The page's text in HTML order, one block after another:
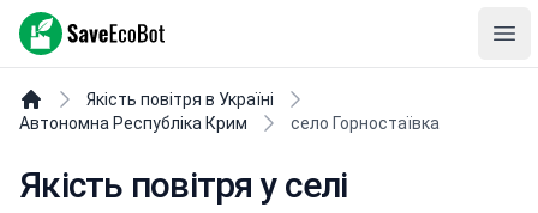
SaveEcoBot
Якість повітря в Україні
Автономна Республіка Крим
село Горностаївка
Якість повітря у селі